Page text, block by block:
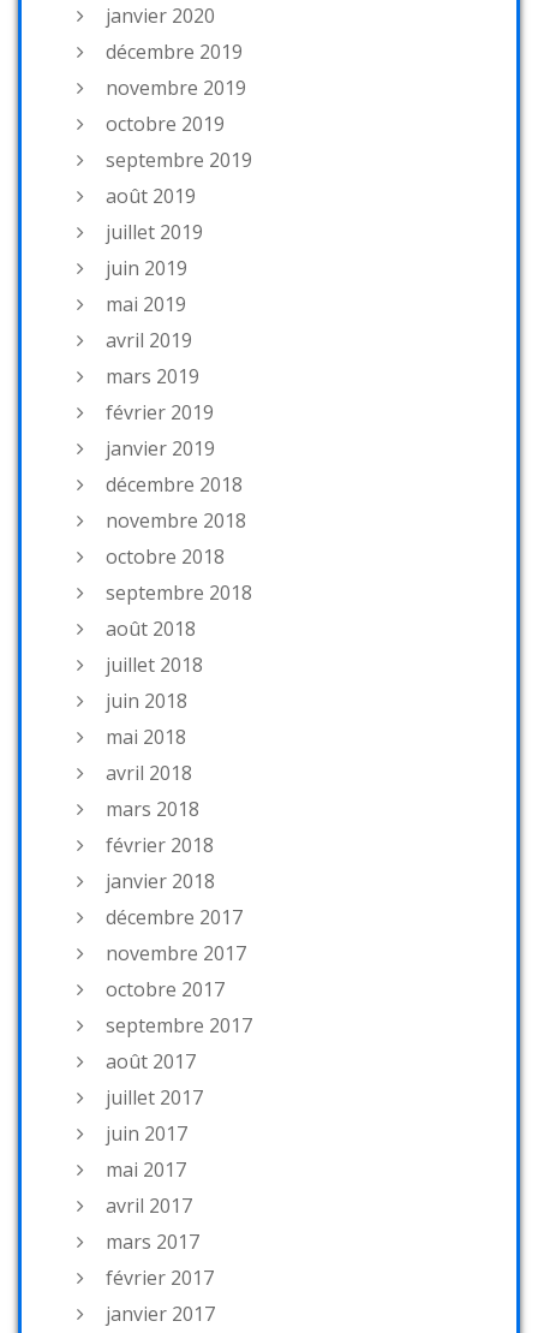
janvier 2020
décembre 2019
novembre 2019
octobre 2019
septembre 2019
août 2019
juillet 2019
juin 2019
mai 2019
avril 2019
mars 2019
février 2019
janvier 2019
décembre 2018
novembre 2018
octobre 2018
septembre 2018
août 2018
juillet 2018
juin 2018
mai 2018
avril 2018
mars 2018
février 2018
janvier 2018
décembre 2017
novembre 2017
octobre 2017
septembre 2017
août 2017
juillet 2017
juin 2017
mai 2017
avril 2017
mars 2017
février 2017
janvier 2017